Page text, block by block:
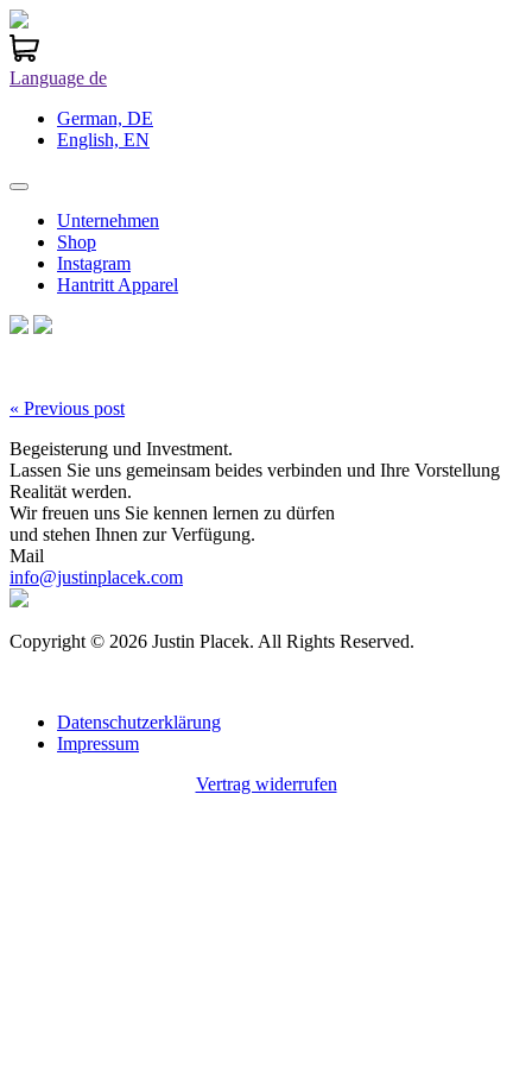
Language de
German, DE
English, EN
Unternehmen
Shop
Instagram
Hantritt Apparel
« Previous post
Begeisterung und Investment.
Lassen Sie uns gemeinsam beides verbinden und Ihre Vorstellung
Realität werden.
Wir freuen uns Sie kennen lernen zu dürfen
und stehen Ihnen zur Verfügung.
Mail
info@justinplacek.com
Copyright © 2026 Justin Placek. All Rights Reserved.
Datenschutzerklärung
Impressum
Vertrag widerrufen